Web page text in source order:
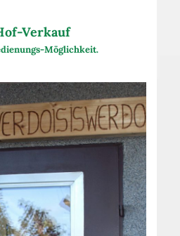
Verkauf
Möglichkeit.